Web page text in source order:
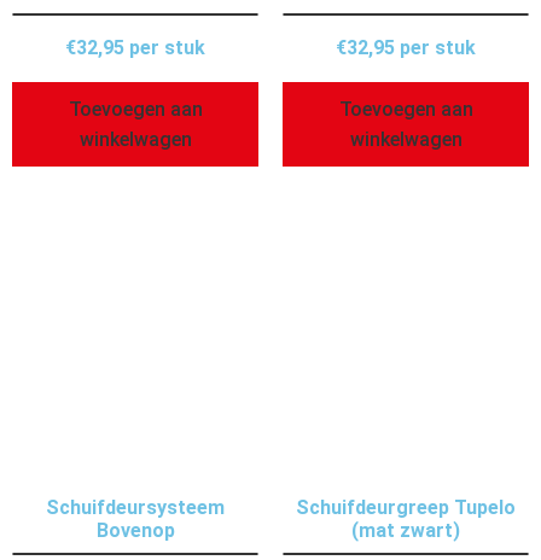
€32,95 per stuk
Toevoegen aan
winkelwagen
€32,95 per stuk
Toevoegen aan
winkelwagen
Schuifdeursysteem
Bovenop
Schuifdeurgreep Tupelo
(mat zwart)